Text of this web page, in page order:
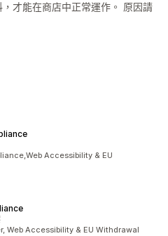
才能在商店中正常運作。 原因請
Accessibility & EU
Web Accessibility & EU Withdrawal